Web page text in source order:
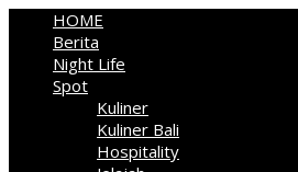
HOME
Berita
Night Life
Spot
Kuliner
Kuliner Bali
Hospitality